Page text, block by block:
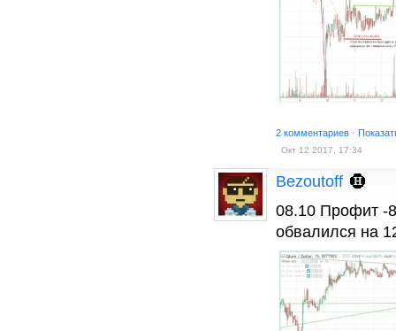
2 комментариев ·
Окт 12 2017, 17:34
Bezoutoff
08.10 Профит -
обвалился на